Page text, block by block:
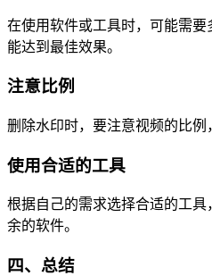
在使用软件或工具时，可能需
能达到最佳效果。
注意比例
删除水印时，要注意视频的比例
使用合适的工具
根据自己的需求选择合适的工
余的软件。
四、总结